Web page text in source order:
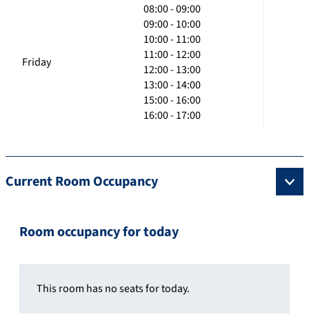
Friday
08:00 - 09:00
09:00 - 10:00
10:00 - 11:00
11:00 - 12:00
12:00 - 13:00
13:00 - 14:00
15:00 - 16:00
16:00 - 17:00
Current Room Occupancy
Room occupancy for today
This room has no seats for today.